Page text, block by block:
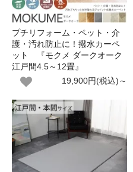
プチリフォーム・ペット・介
護・汚れ防止に！撥水カーペ
ット 『モクメ ダークオーク
江戸間4.5～12畳』
19,900円(税込)～